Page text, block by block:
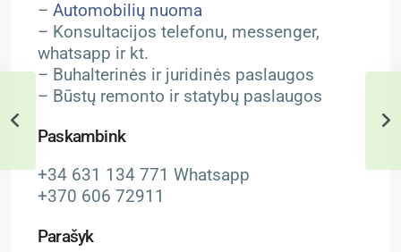
– Automobilių nuoma
– Konsultacijos telefonu, messenger,
whatsapp ir kt.
– Buhalterinės ir juridinės paslaugos
– Būstų remonto ir statybų paslaugos
Paskambink
+34 631 134 771 Whatsapp
+370 606 72911
Parašyk